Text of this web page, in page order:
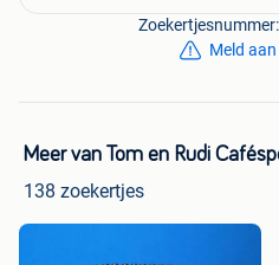
Meld
Meer van Tom en Rudi
138 zoekertjes